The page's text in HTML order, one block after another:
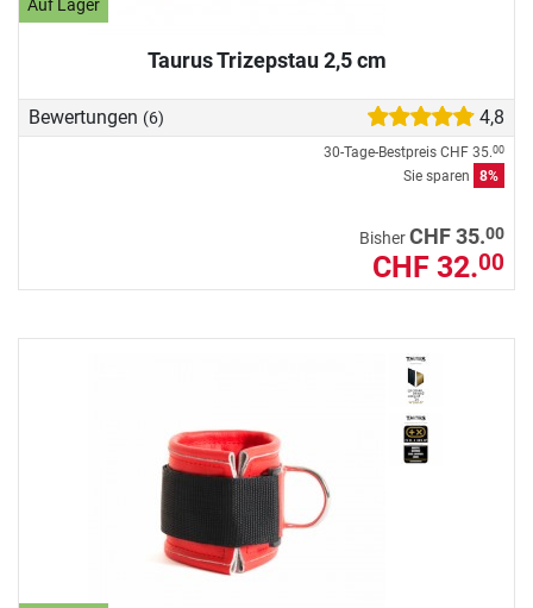
Auf Lager
Taurus Trizepstau 2,5 cm
Bewertungen (6) 4,8
30-Tage-Bestpreis CHF 35.00
Sie sparen 8%
BisherCHF 35.00
CHF 32.00